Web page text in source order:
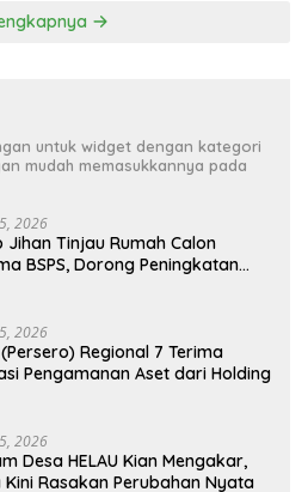
untuk widget dengan kategori
mudah memasukkannya pada
2026
Jihan Tinjau Rumah Calon
BSPS, Dorong Peningkatan
2026
(Persero) Regional 7 Terima
Pengamanan Aset dari Holding
2026
Desa HELAU Kian Mengakar,
Rasakan Perubahan Nyata